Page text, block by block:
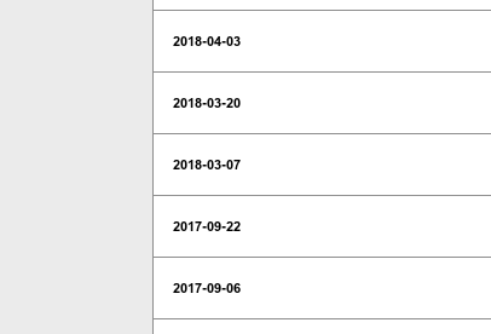
2018-04-03
2018-03-20
2018-03-07
2017-09-22
2017-09-06